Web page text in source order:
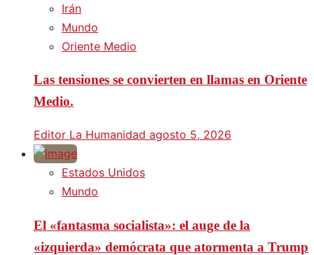
Irán
Mundo
Oriente Medio
Las tensiones se convierten en llamas en Oriente
Medio.
Editor La Humanidad agosto 5, 2026
Estados Unidos
Mundo
El «fantasma socialista»: el auge de la
«izquierda» demócrata que atormenta a Trump